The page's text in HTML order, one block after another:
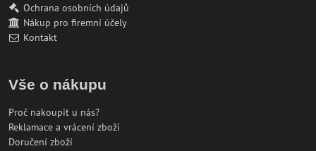
Ochrana osobních údajů
Nákup pro firemní účely
Kontakt
Vše o nákupu
Proč nakoupit u nás?
Reklamace a vrácení zboží
Doručení zboží